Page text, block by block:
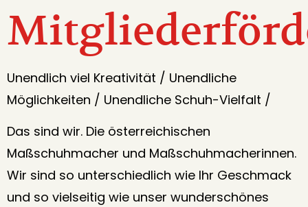
Unendlich viel Kreativität / Unendliche
Möglichkeiten / Unendliche Schuh-Vielfalt /
Das sind wir. Die österreichischen
Maßschuhmacher und Maßschuhmacherinnen.
Wir sind so unterschiedlich wie Ihr Geschmack
und so vielseitig wie unser wunderschönes